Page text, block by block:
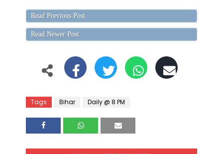
Read Previous Post
Read Newer Post
Tags Bihar Daily @ 8 PM